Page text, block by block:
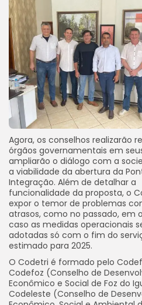
Agora, os conselhos realizarão
órgãos governamentais em
ampliarão o diálogo com a
a viabilidade da abertura da
Integração. Além de detalhar a
funcionalidade da proposta, o
expor o temor de problemas
atrasos, como no passado, em
caso as medidas operacionais
adotadas só com o fim do
estimado para 2025.
O Codetri é formado pelo
Codefoz (Conselho de
Econômico e Social de Foz do
Codeleste (Conselho de